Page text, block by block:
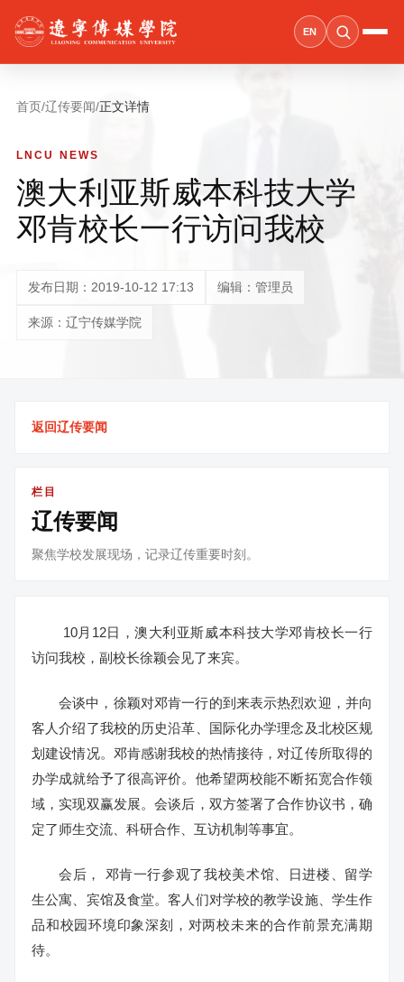
EN
首页/辽传要闻/正文详情
LNCU NEWS
澳大利亚斯威本科技大学
邓肯校长一行访问我校
发布日期：2019-10-12 17:13 编辑：管理员
来源：辽宁传媒学院
返回辽传要闻
栏目
辽传要闻
聚焦学校发展现场，记录辽传重要时刻。
10月12日，澳大利亚斯威本科技大学邓肯校长一行
访问我校，副校长徐颖会见了来宾。
会谈中，徐颖对邓肯一行的到来表示热烈欢迎，并向
客人介绍了我校的历史沿革、国际化办学理念及北校区规
划建设情况。邓肯感谢我校的热情接待，对辽传所取得的
办学成就给予了很高评价。他希望两校能不断拓宽合作领
域，实现双赢发展。会谈后，双方签署了合作协议书，确
定了师生交流、科研合作、互访机制等事宜。
会后， 邓肯一行参观了我校美术馆、日进楼、留学
生公寓、宾馆及食堂。客人们对学校的教学设施、学生作
品和校园环境印象深刻，对两校未来的合作前景充满期
待。